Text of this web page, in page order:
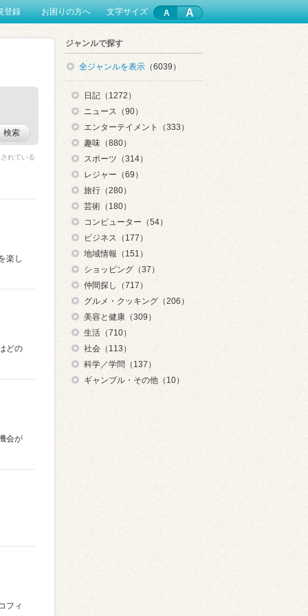
登録 お困りの方へ 文字サイズ A
検索
れている
楽し
どの
会が
フィ
ジャンルで探す
全ジャンルを表示 （6039）
日記（1272）
ニュース（90）
エンターテイメント（333）
趣味（880）
スポーツ（314）
レジャー（69）
旅行（280）
芸術（180）
コンピューター（54）
ビジネス（177）
地域情報（151）
ショッピング（37）
仲間探し（717）
グルメ・クッキング（206）
美容と健康（309）
生活（710）
社会（113）
科学／学問（137）
ギャンブル・その他（10）